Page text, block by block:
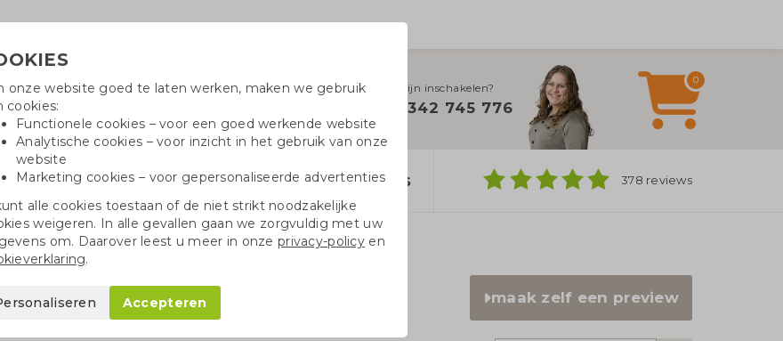
Hulplijn inschakelen?
0342 745 776
0
Katoenen tassen Pennen Doppers 378 reviews
Tiny Tony's kerstgeschenk klein
klein maak zelf een preview
onze website goed te laten werken, maken we gebruik
cookies:
Functionele cookies – voor een goed werkende website
Analytische cookies – voor inzicht in het gebruik van onze
website
Marketing cookies – voor gepersonaliseerde advertenties
alle cookies toestaan of de niet strikt noodzakelijke
weigeren. In alle gevallen gaan we zorgvuldig met uw
om. Daarover leest u meer in onzeprivacy-policyen
.
Accepteren